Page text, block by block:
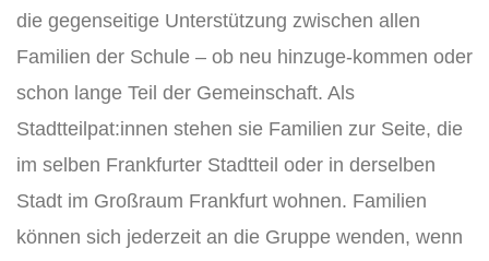
die gegenseitige Unterstützung zwischen allen
Familien der Schule – ob neu hinzuge-kommen oder
schon lange Teil der Gemeinschaft. Als
Stadtteilpat:innen stehen sie Familien zur Seite, die
im selben Frankfurter Stadtteil oder in derselben
Stadt im Großraum Frankfurt wohnen. Familien
können sich jederzeit an die Gruppe wenden, wenn